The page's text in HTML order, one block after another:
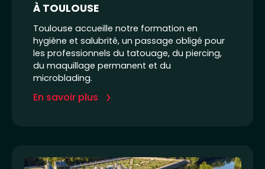
À TOULOUSE
Toulouse accueille notre formation en
hygiène et salubrité, un passage obligé pour
les professionnels du tatouage, du piercing,
du maquillage permanent et du
microblading.
En savoir plus